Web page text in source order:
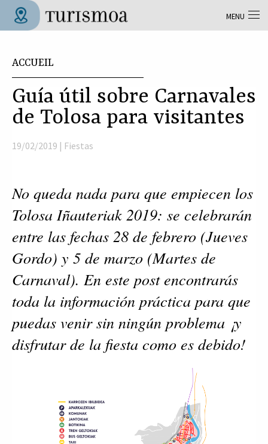
Aller au contenu principal
ACCUEIL
Guía útil sobre Carnavales
de Tolosa para visitantes
19/02/2019 | Fiestas
No queda nada para que empiecen los
Tolosa Iñauteriak 2019: se celebrarán
entre las fechas 28 de febrero (Jueves
Gordo) y 5 de marzo (Martes de
Carnaval). En este post encontrarás
toda la información práctica para que
puedas venir sin ningún problema ¡y
disfrutar de la fiesta como es debido!
MENU